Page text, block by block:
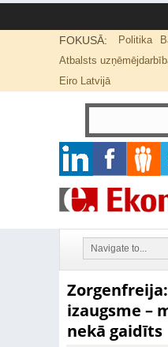
FOKUSĀ: Politika
Atbalsts
Eiro Latvijā
izaugsme –
nekā gaidīts